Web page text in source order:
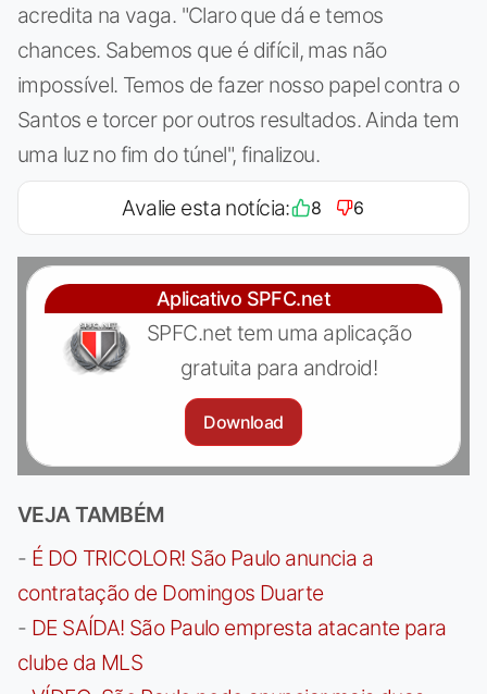
acredita na vaga. "Claro que dá e temos
chances. Sabemos que é difícil, mas não
impossível. Temos de fazer nosso papel contra o
Santos e torcer por outros resultados. Ainda tem
uma luz no fim do túnel", finalizou.
Avalie esta notícia: 8 6
Aplicativo SPFC.net
SPFC.net tem uma aplicação
gratuita para android!
Download
VEJA TAMBÉM
- É DO TRICOLOR! São Paulo anuncia a
contratação de Domingos Duarte
- DE SAÍDA! São Paulo empresta atacante para
clube da MLS